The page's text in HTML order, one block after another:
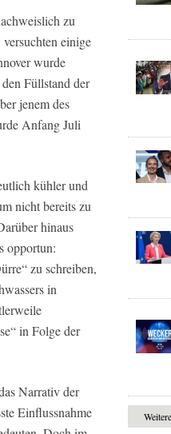
zu
einige
wurde
Füllstand der
jenem des
Anfang Juli
kühler und
nicht bereits zu
hinaus
opportun:
zu schreiben,
in
in Folge der
Narrativ der
Einflussnahme